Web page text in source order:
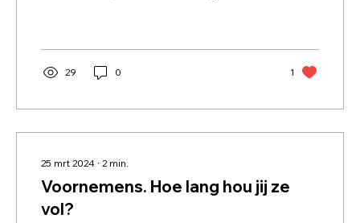
29 0 1
25 mrt 2024 ∙ 2 min.
Voornemens. Hoe lang hou jij ze
vol?